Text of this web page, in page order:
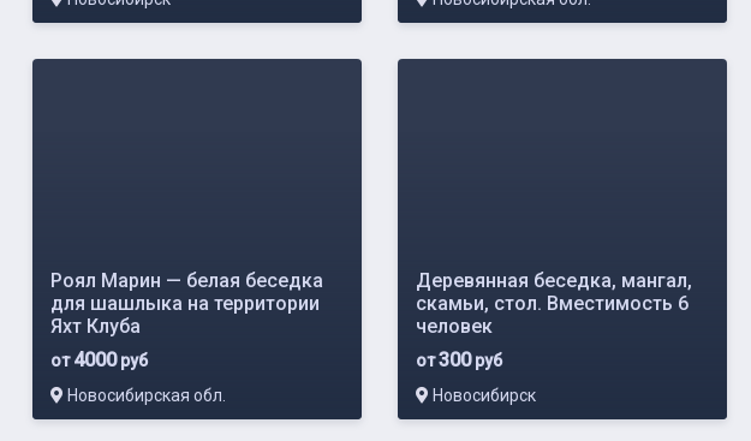
Роял Марин — белая беседка
для шашлыка на территории
Яхт Клуба
от4000руб
Новосибирская обл.
Деревянная беседка, мангал,
скамьи, стол. Вместимость 6
человек
от300руб
Новосибирск